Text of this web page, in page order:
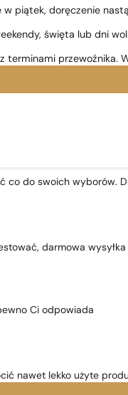
w piątek, doręczenie
święta lub dni
terminami przewoźnika.
co do swoich wyborów.
darmowa wysyłka
Ci odpowiada
nawet lekko użyte